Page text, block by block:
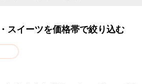
スイーツを価格帯で絞り込む